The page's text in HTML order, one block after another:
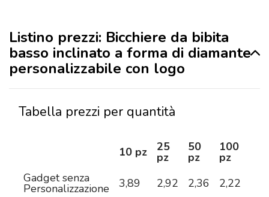
Listino prezzi: Bicchiere da bibita
basso inclinato a forma di diamante
personalizzabile con logo
Tabella prezzi per quantità
10 pz 25
pz
50
pz
100
pz
Gadget senza
Personalizzazione 3,89 2,92 2,36 2,22